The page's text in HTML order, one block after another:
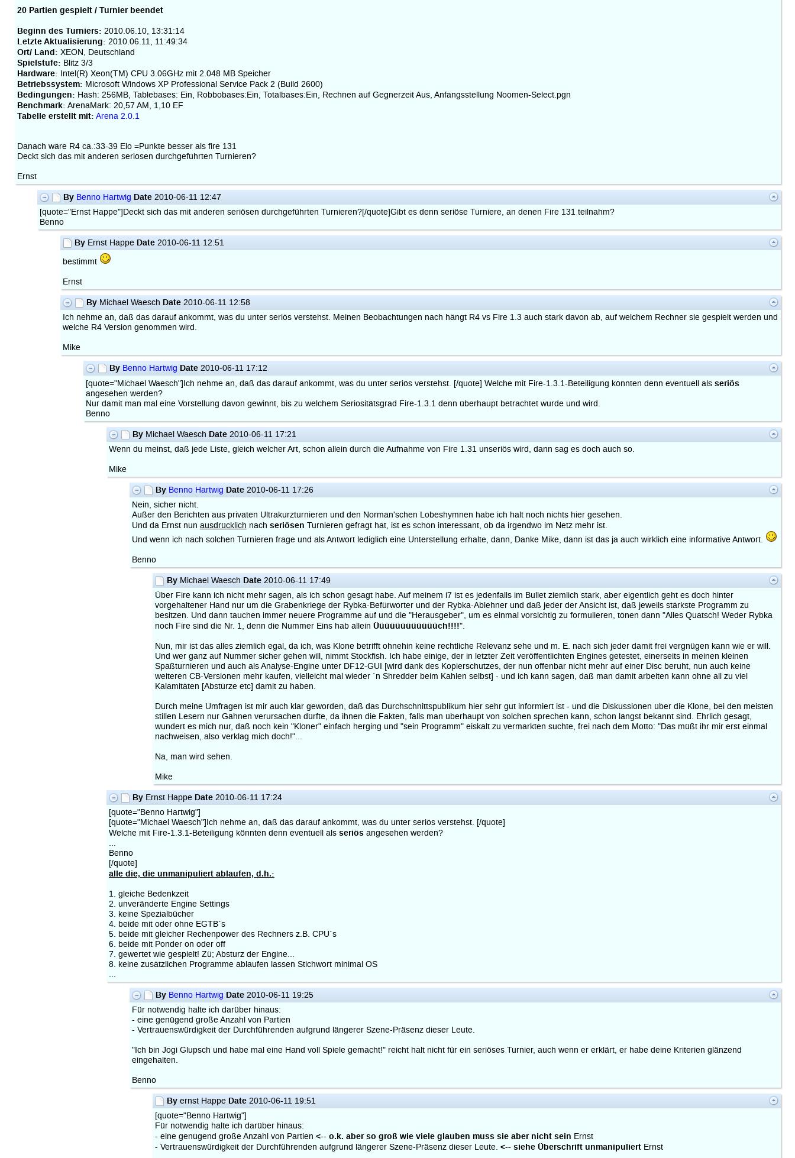
20 Partien gespielt / Turnier beendet
Beginn des Turniers: 2010.06.10, 13:31:14
Letzte Aktualisierung: 2010.06.11, 11:49:34
Ort/ Land: XEON, Deutschland
Spielstufe: Blitz 3/3
Hardware: Intel(R) Xeon(TM) CPU 3.06GHz mit 2.048 MB Speicher
Betriebssystem: Microsoft Windows XP Professional Service Pack 2 (Build 2600)
Bedingungen: Hash: 256MB, Tablebases: Ein, Robbobases:Ein, Totalbases:Ein, Rechnen auf Gegnerzeit Aus, Anfangsstellung Noomen-Select.pgn
Benchmark: ArenaMark: 20,57 AM, 1,10 EF
Tabelle erstellt mit: Arena 2.0.1
Danach wäre R4 ca.:33-39 Elo =Punkte besser als fire 131
Deckt sich das mit anderen seriösen durchgeführten Turnieren?
Ernst
By Benno Hartwig Date 2010-06-11 12:47
[quote="Ernst Happe"]Deckt sich das mit anderen seriösen durchgeführten Turnieren?[/quote]Gibt es denn seriöse Turniere, an denen Fire 131 teilnahm?
Benno
By Ernst Happe Date 2010-06-11 12:51
bestimmt
Ernst
By Michael Waesch Date 2010-06-11 12:58
Ich nehme an, daß das darauf ankommt, was du unter seriös verstehst. Meinen Beobachtungen nach hängt R4 vs Fire 1.3 auch stark davon ab, auf welchem Rechner sie gespielt werden und
welche R4 Version genommen wird.
Mike
By Benno Hartwig Date 2010-06-11 17:12
[quote="Michael Waesch"]Ich nehme an, daß das darauf ankommt, was du unter seriös verstehst. [/quote] Welche mit Fire-1.3.1-Beteiligung könnten denn eventuell alsseriös
angesehen werden?
Nur damit man mal eine Vorstellung davon gewinnt, bis zu welchem Seriositätsgrad Fire-1.3.1 denn überhaupt betrachtet wurde und wird.
Benno
ByMichael Waesch Date2010-06-11 17:21
Wenn du meinst, daß jede Liste, gleich welcher Art, schon allein durch die Aufnahme von Fire 1.31 unseriös wird, dann sag es doch auch so.
Mike
By Benno Hartwig Date2010-06-11 17:26
Nein, sicher nicht.
Außer den Berichten aus privaten Ultrakurzturnieren und den Norman'schen Lobeshymnen habe ich halt noch nichts hier gesehen.
Und da Ernst nun ausdrücklich nach seriösen Turnieren gefragt hat, ist es schon interessant, ob da irgendwo im Netz mehr ist.
Und wenn ich nach solchen Turnieren frage und als Antwort lediglich eine Unterstellung erhalte, dann, Danke Mike, dann ist das ja auch wirklich eine informative Antwort.
Benno
ByMichael Waesch Date2010-06-11 17:49
Über Fire kann ich nicht mehr sagen, als ich schon gesagt habe. Auf meinem i7 ist es jedenfalls im Bullet ziemlich stark, aber eigentlich geht es doch hinter
vorgehaltener Hand nur um die Grabenkriege der Rybka-Befürworter und der Rybka-Ablehner und daß jeder der Ansicht ist, daß jeweils stärkste Programm zu
besitzen. Und dann tauchen immer neuere Programme auf und die "Herausgeber", um es einmal vorsichtig zu formulieren, tönen dann "Alles Quatsch! Weder Rybka
noch Fire sind die Nr. 1, denn die Nummer Eins hab allein Üüüüüüüüüüüüch!!!!".
Nun, mir ist das alles ziemlich egal, da ich, was Klone betrifft ohnehin keine rechtliche Relevanz sehe und m. E. nach sich jeder damit frei vergnügen kann wie er will.
Und wer ganz auf Nummer sicher gehen will, nimmt Stockfish. Ich habe einige, der in letzter Zeit veröffentlichten Engines getestet, einerseits in meinen kleinen
Spaßturnieren und auch als Analyse-Engine unter DF12-GUI [wird dank des Kopierschutzes, der nun offenbar nicht mehr auf einer Disc beruht, nun auch keine
weiteren CB-Versionen mehr kaufen, vielleicht mal wieder ´n Shredder beim Kahlen selbst] - und ich kann sagen, daß man damit arbeiten kann ohne all zu viel
Kalamitäten [Abstürze etc] damit zu haben.
Durch meine Umfragen ist mir auch klar geworden, daß das Durchschnittspublikum hier sehr gut informiert ist - und die Diskussionen über die Klone, bei den meisten
stillen Lesern nur Gähnen verursachen dürfte, da ihnen die Fakten, falls man überhaupt von solchen sprechen kann, schon längst bekannt sind. Ehrlich gesagt,
wundert es mich nur, daß noch kein "Kloner" einfach herging und "sein Programm" eiskalt zu vermarkten suchte, frei nach dem Motto: "Das müßt ihr mir erst einmal
nachweisen, also verklag mich doch!"...
Na, man wird sehen.
Mike
ByErnst Happe Date2010-06-11 17:24
[quote="Benno Hartwig"]
[quote="Michael Waesch"]Ich nehme an, daß das darauf ankommt, was du unter seriös verstehst. [/quote]
Welche mit Fire-1.3.1-Beteiligung könnten denn eventuell als seriös angesehen werden?
...
Benno
[/quote]
alle die, die unmanipuliert ablaufen, d.h.:
1. gleiche Bedenkzeit
2. unveränderte Engine Settings
3. keine Spezialbücher
4. beide mit oder ohne EGTB`s
5. beide mit gleicher Rechenpower des Rechners z.B. CPU`s
6. beide mit Ponder on oder off
7. gewertet wie gespielt! Zü; Absturz der Engine...
8. keine zusätzlichen Programme ablaufen lassen Stichwort minimal OS
...
By Benno Hartwig Date2010-06-11 19:25
Für notwendig halte ich darüber hinaus:
- eine genügend große Anzahl von Partien
- Vertrauenswürdigkeit der Durchführenden aufgrund längerer Szene-Präsenz dieser Leute.
"Ich bin Jogi Glupsch und habe mal eine Hand voll Spiele gemacht!" reicht halt nicht für ein seriöses Turnier, auch wenn er erklärt, er habe deine Kriterien glänzend
eingehalten.
Benno
Byernst Happe Date2010-06-11 19:51
[quote="Benno Hartwig"]
Für notwendig halte ich darüber hinaus:
- eine genügend große Anzahl von Partien <-- o.k. aber so groß wie viele glauben muss sie aber nicht sein Ernst
- Vertrauenswürdigkeit der Durchführenden aufgrund längerer Szene-Präsenz dieser Leute. <-- siehe Überschrift unmanipuliertErnst